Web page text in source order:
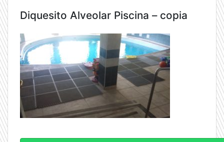
Diquesito Alveolar Piscina – copia